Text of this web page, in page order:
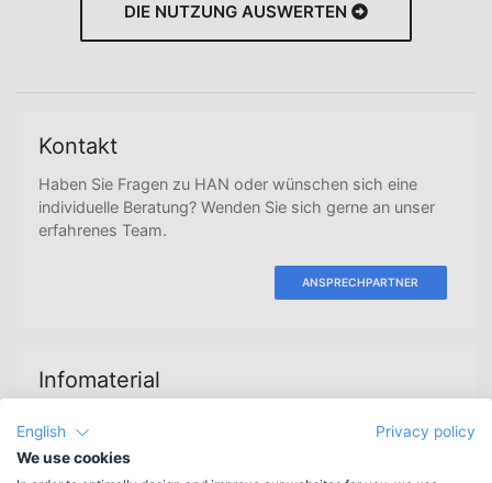
DIE NUTZUNG AUSWERTEN
Kontakt
Haben Sie Fragen zu HAN oder wünschen sich eine
individuelle Beratung? Wenden Sie sich gerne an unser
erfahrenes Team.
ANSPRECHPARTNER
Infomaterial
sehr freuen, wenn wir Ihnen weiterhelfen könnten.
English
Privacy policy
We use cookies